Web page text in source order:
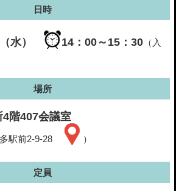
日時
水） 14：00～15：30 （入
場所
階407会議室
多駅前2-9-28 ）
定員